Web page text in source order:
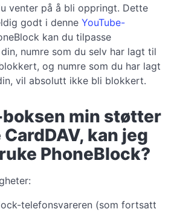
venter på å bli oppringt. Dette
godt i denne YouTube-
kan du tilpasse
numre som du selv har lagt til
og numre som du har lagt
vil absolutt ikke bli blokkert.
min støtter
kan jeg
PhoneBlock?
telefonsvareren (som fortsatt